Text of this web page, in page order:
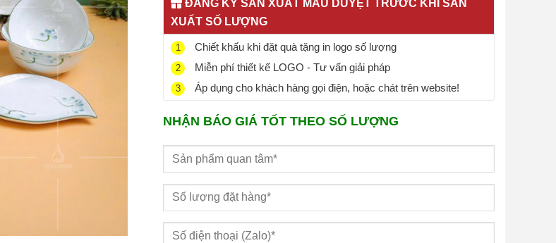
ĐĂNG KÝ SẢN XUẤT MẪU DUYỆT TRƯỚC KHI SẢN
XUẤT SỐ LƯỢNG
1 Chiết khấu khi đặt quà tặng in logo số lượng
2 Miễn phí thiết kế LOGO - Tư vấn giải pháp
3 Áp dụng cho khách hàng gọi điện, hoặc chát trên website!
NHẬN BÁO GIÁ TỐT THEO SỐ LƯỢNG